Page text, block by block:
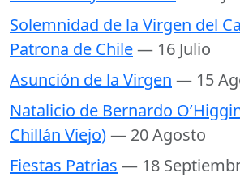
Solemnidad de la Virgen del
Patrona de Chile— 16 Julio
Asunción de la Virgen — 15
Natalicio de Bernardo
Chillán Viejo)— 20 Agosto
Fiestas Patrias — 18